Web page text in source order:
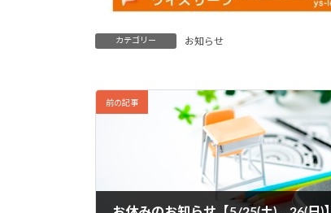
カテゴリー お知らせ
前の記事